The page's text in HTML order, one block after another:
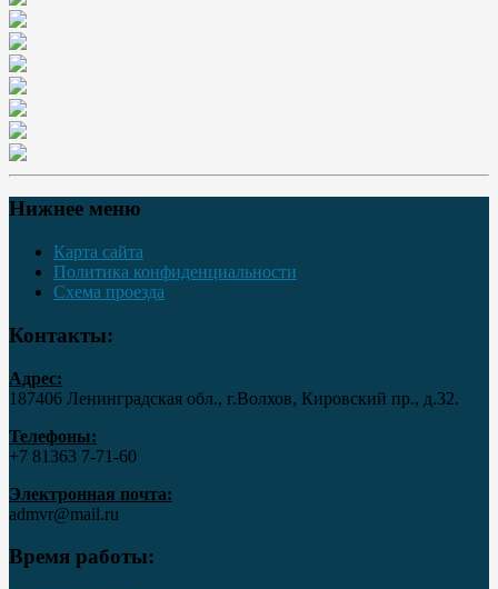
Нижнее меню
Карта сайта
Политика конфиденциальности
Схема проезда
Контакты:
Адрес:
187406 Ленинградская обл., г.Волхов, Кировский пр., д.32.
Телефоны:
+7 81363 7‑71-60
Электронная почта:
admvr@mail.ru
Время работы: